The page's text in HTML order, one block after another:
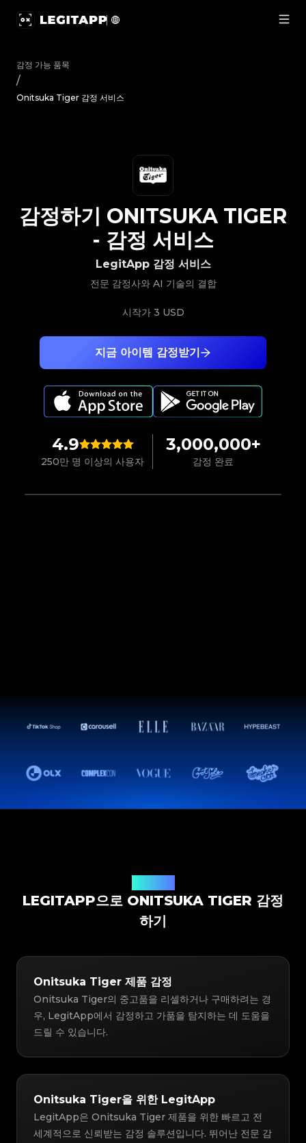
감정 가능 품목
/
Onitsuka Tiger 감정 서비스
4.9
250만 명 이상의 사용자
3,000,000+
감정 완료
지금 아이템 감정받기
LegitApp 감정 서비스
전문 감정사와 AI 기술의 결합
시작가 3 USD
감정하기 ONITSUKA TIGER
- 감정 서비스
LEGITAPP으로 ONITSUKA TIGER 감정
하기
Onitsuka Tiger 제품 감정
Onitsuka Tiger의 중고품을 리셀하거나 구매하려는 경
우, LegitApp에서 감정하고 가품을 탐지하는 데 도움을
드릴 수 있습니다.
Onitsuka Tiger을 위한 LegitApp
LegitApp은 Onitsuka Tiger 제품을 위한 빠르고 전
세계적으로 신뢰받는 감정 솔루션입니다. 뛰어난 전문 감